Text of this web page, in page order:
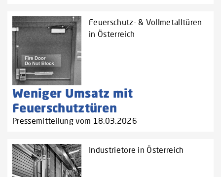
Feuerschutz- & Vollmetalltüren
in Österreich
Weniger Umsatz mit
Feuerschutztüren
Pressemitteilung vom 18.03.2026
Industrietore in Österreich